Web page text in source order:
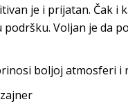
je i prijatan. Čak i
Voljan je da
boljoj atmosferi i